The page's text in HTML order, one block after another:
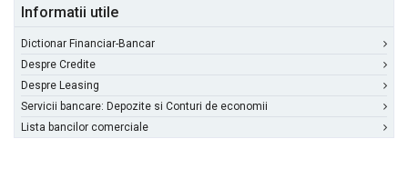
Informatii utile
Dictionar Financiar-Bancar
Despre Credite
Despre Leasing
Servicii bancare: Depozite si Conturi de economii
Lista bancilor comerciale